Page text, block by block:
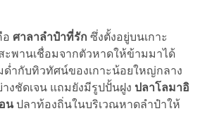
ศาลาลำปำที่รัก ซึ่งตั้งอยู่บนเกาะ
พานเชื่อมจากตัวหาดให้ข้ามมาได้
ด่ำกับทิวทัศน์ของเกาะน้อยใหญ่กลาง
งชัดเจน แถมยังมีรูปปั้นฝูง ปลาโลมาอิ
นปลาท้องถิ่นในบริเวณหาดลำปำให้